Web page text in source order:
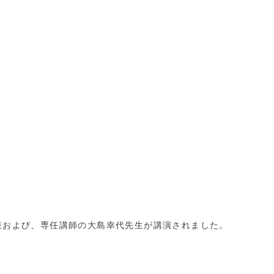
び、専任講師の大島幸代先生が講演されました。